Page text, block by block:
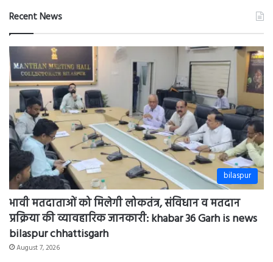
कोई
पुण्य
नहीं:
विरेंद्र
साहू
सरपंच
Khabar
36
Garh
is
news
bilaspur
bilaspur
भावी मतदाताओं को मिलेगी लोकतंत्र, संविधान व मतदान
प्रक्रिया की व्यावहारिक जानकारी: khabar 36 Garh is news
bilaspur chhattisgarh
August 7, 2026